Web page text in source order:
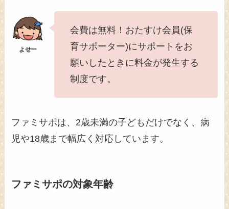
会費は無料！おたすけ会員(保
育サポーター)にサポートをお
願いしたときに料金が発生する
制度です。
ファミサポは、2歳未満の子どもだけでなく、病
児や18歳まで幅広く対応しています。
ファミサポの対象年齢